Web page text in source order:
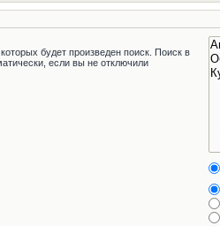
будет произведен поиск. Поиск в
если вы не отключили